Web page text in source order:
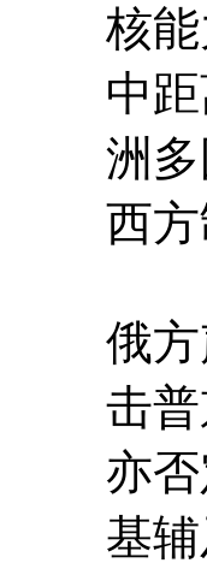
核
中
洲
西方
俄
击
亦
基